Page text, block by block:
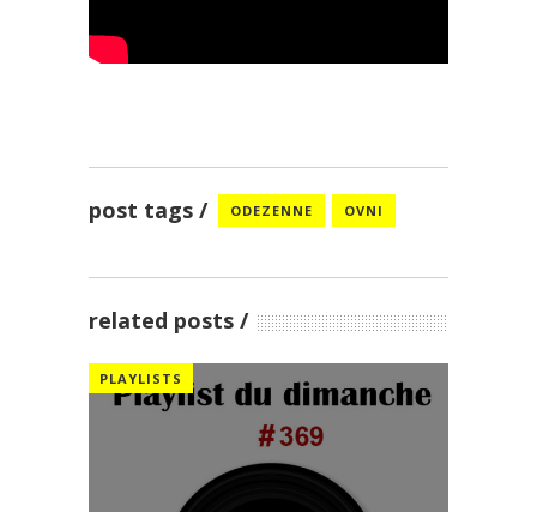
post tags ODEZENNE OVNI
related posts
PLAYLISTS